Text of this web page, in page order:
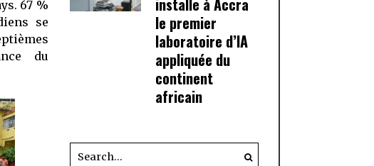
67 %
se
du
installe à Accra
le premier
laboratoire d’IA
appliquée du
continent
africain